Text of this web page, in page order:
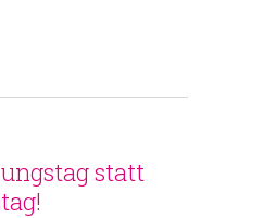
statt